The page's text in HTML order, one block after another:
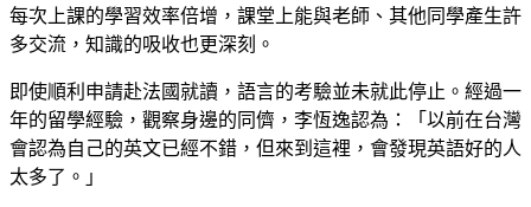
每次上課的學習效率倍增，課堂上能與老師、其他同學產生許
多交流，知識的吸收也更深刻。
即使順利申請赴法國就讀，語言的考驗並未就此停止。經過一
年的留學經驗，觀察身邊的同儕，李恆逸認為：「以前在台灣
會認為自己的英文已經不錯，但來到這裡，會發現英語好的人
太多了。」